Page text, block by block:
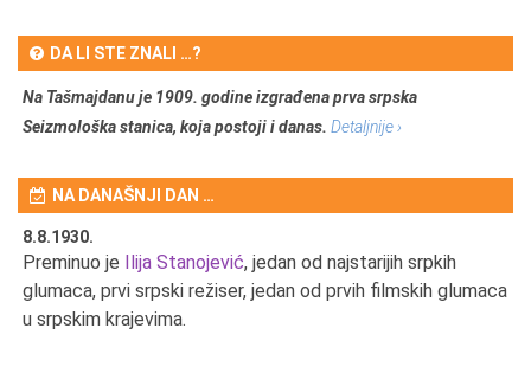
DA LI STE ZNALI …?
Na Tašmajdanu je 1909. godine izgrađena prva srpska
Seizmološka stanica, koja postoji i danas. Detaljnije ›
NA DANAŠNJI DAN …
8.8.1930.
Preminuo je Ilija Stanojević, jedan od najstarijih srpkih
glumaca, prvi srpski režiser, jedan od prvih filmskih glumaca
u srpskim krajevima.